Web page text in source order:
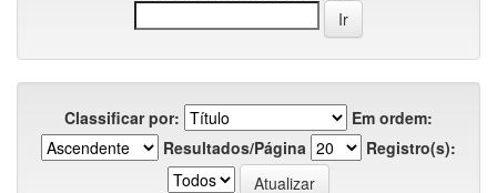
Classificar por:
Em ordem:
Resultados/Página
Registro(s):